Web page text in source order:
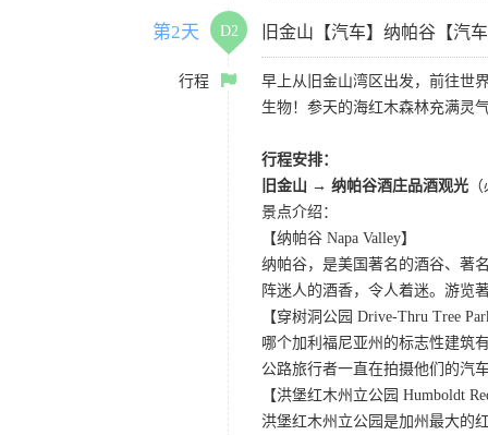
第2天 D2 旧金山【汽车】纳帕谷【汽
行程
早上从旧金山湾区出发，前往世
生物！参天的海红木森林充满灵
行程安排：
旧金山 → 纳帕谷酒庄品酒观光
景点介绍：
【纳帕谷 Napa Valley】
纳帕谷，是美国著名的酒谷、著
阵迷人的酒香，令人着迷。游览
【穿树洞公园 Drive-Thru Tree
哪个加利福尼亚州的标志性建筑
公路旅行者一直在拍摄他们的汽
【洪堡红木州立公园 Humboldt
洪堡红木州立公园是加州最大的